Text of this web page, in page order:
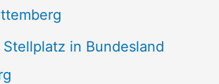
in Bundesland